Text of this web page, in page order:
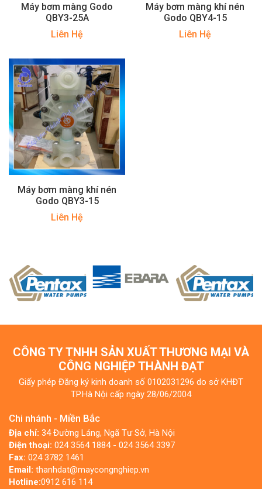
Máy bơm màng Godo
QBY3-25A
Liên Hệ
Máy bơm màng khí nén
Godo QBY4-15
Liên Hệ
Máy bơm màng khí nén
Godo QBY3-15
Liên Hệ
CÔNG TY TNHH SẢN XUẤT THƯƠNG MẠI VÀ
CÔNG NGHIỆP THÀNH ĐẠT
Giấy phép Đăng ký kinh doanh số 0102031296 do sở KHĐT
TP.Hà Nội cấp ngày 28/06/2004
Chi nhánh - Miền Bắc
Địa chỉ: 34 Đường Láng, Ngã Tư Sở, Hà Nội
Điện thoại: 024 3564 1884 - 024 3564 3397
Fax: 024 3782 1461
Email: thanhdat@maycongnghiep.vn
Hotline:0912 616 114